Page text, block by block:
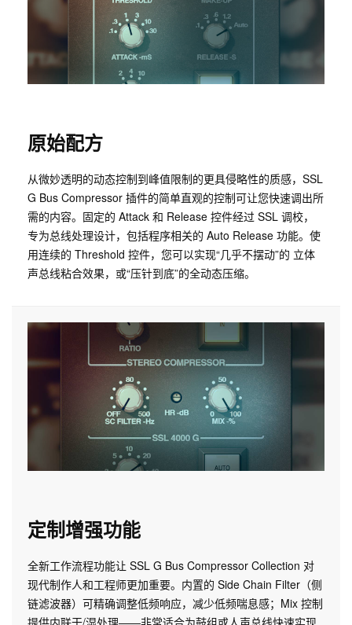
原始配方
从微妙透明的动态控制到峰值限制的更具侵略性的质感，SSL
G Bus Compressor 插件的简单直观的控制可让您快速调出所
需的内容。固定的 Attack 和 Release 控件经过 SSL 调校，
专为总线处理设计，包括程序相关的 Auto Release 功能。使
用连续的 Threshold 控件，您可以实现“几乎不摆动”的 立体
声总线粘合效果，或“压针到底”的全动态压缩。
定制增强功能
全新工作流程功能让 SSL G Bus Compressor Collection 对
现代制作人和工程师更加重要。内置的 Side Chain Filter（侧
链滤波器）可精确调整低频响应，减少低频喘息感；Mix 控制
提供内联干/湿处理——非常适合为鼓组或人声总线快速实现